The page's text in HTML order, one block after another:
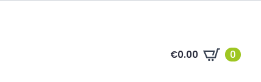
€0.00 0